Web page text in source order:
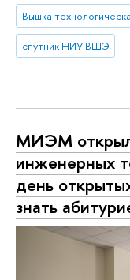
Вышка
спутник НИУ ВШЭ
МИЭМ
инженерных
день
знать